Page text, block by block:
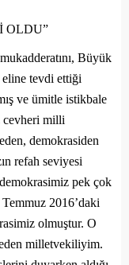
OLDU”
Büyük
tevdi ettiği
ve ümitle istikbale
milli
demokrasiden
refah seviyesi
pek çok
2016’daki
olmuştur. O
milletvekiliyim.